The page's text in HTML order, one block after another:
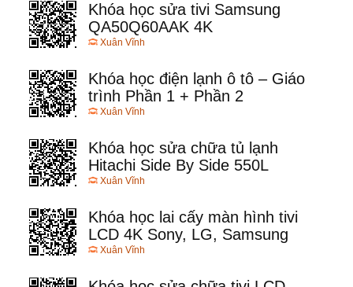
Khóa học sửa tivi Samsung
QA50Q60AAK 4K
Xuân Vĩnh
Khóa học điện lạnh ô tô – Giáo
trình Phần 1 + Phần 2
Xuân Vĩnh
Khóa học sửa chữa tủ lạnh
Hitachi Side By Side 550L
Xuân Vĩnh
Khóa học lai cấy màn hình tivi
LCD 4K Sony, LG, Samsung
Xuân Vĩnh